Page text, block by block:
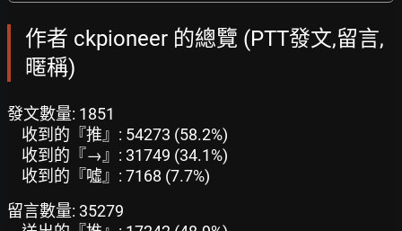
作者 ckpioneer 的總覽 (PTT發文,留言,
暱稱)
發文數量: 1851
收到的『推』: 54273 (58.2%)
收到的『→』: 31749 (34.1%)
收到的『噓』: 7168 (7.7%)
留言數量: 35279